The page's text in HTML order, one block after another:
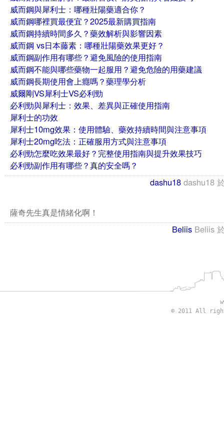
威而鋼與犀利士：哪種壯陽藥適合你？
威而鋼哪裡買最便宜？2025最新購買指南
威而鋼持續時間多久？藥效解析與影響因素
威而鋼 vs日本藤素：哪種壯陽藥效果更好？
威而鋼副作用有哪些？避免風險的使用指南
威而鋼不能與哪些藥物一起服用？避免危險的用藥建議
威而鋼長期使用會上癮嗎？藥理學分析
威爾剛VS犀利士VS必利勁
必利勁與犀利士：效果、差異與正確使用指南
犀利士的功效
犀利士10mg效果：使用體驗、藥效持續時間與注意事項
犀利士20mg吃法：正確服用方式與注意事項
必利勁怎麼吃效果最好？完整使用指南與提升效果技巧
必利勁副作用有哪些？真的安全嗎？
dashu18 dashu18
薩奇先生真是情緒化啊！
Beliis Beliis
© 2011 All